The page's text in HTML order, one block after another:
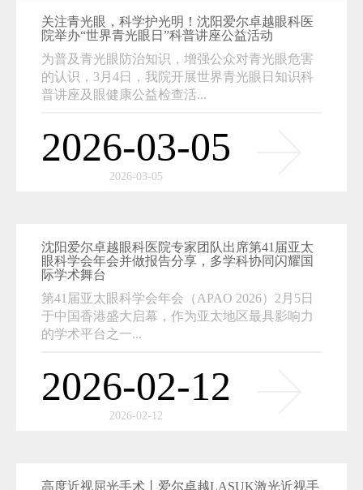
关注青光眼，科学护光明！沈阳爱尔卓越眼科医
院举办“世界青光眼日”科普讲座公益活动
为普及青光眼防治知识，增强公众对青光眼危害
的认识，3月4日，我院开展世界青光眼日知识科
普讲座及眼健康公益检查活...
2026-03-05
2026-03-05
沈阳爱尔卓越眼科医院专家团队出席第41届亚太
眼科学会年会并做报告分享，多学科协同闪耀国
际学术舞台
第41届亚太眼科学会年会（APAO 2026）2月5日
于中国香港盛大启幕，作为亚太地区最具影响力
的学术平台之一...
2026-02-12
2026-02-12
高度近视屈光手术丨爱尔卓越LASUK激光近视手